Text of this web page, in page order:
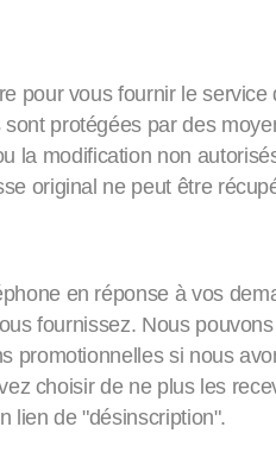
pour vous fournir le
protégées par des
la modification non
original ne peut être
en réponse à vos
fournissez. Nous
promotionnelles si nous
choisir de ne plus les
lien de "désinscription".